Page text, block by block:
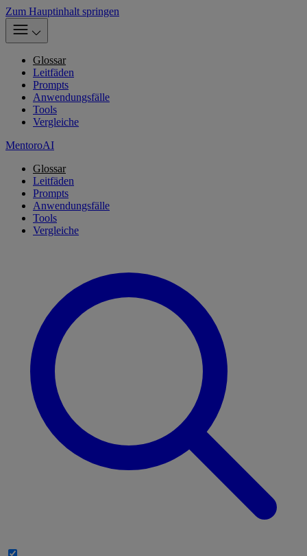
Zum Hauptinhalt springen
Glossar
Leitfäden
Prompts
Anwendungsfälle
Tools
Vergleiche
MentoroAI
Glossar
Leitfäden
Prompts
Anwendungsfälle
Tools
Vergleiche